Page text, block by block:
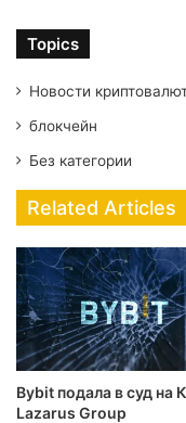
Topics
Новости
блокчейн
Без категории
Related Articles
Bybit подала в суд на
Lazarus Group